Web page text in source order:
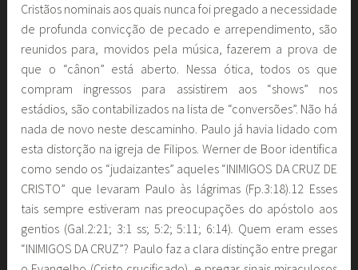
Cristãos nominais aos quais nunca foi pregado a necessidade
de profunda convicção de pecado e arrependimento, são
reunidos para, movidos pela música, fazerem a prova de
que o “cânon” está aberto. Nessa ótica, todos os que
compram ingressos para assistirem aos “shows” nos
estádios, são contabilizados na lista de “conversões”. Não há
nada de novo neste descaminho. Paulo já havia lidado com
esta distorção na igreja de Filipos. Werner de Boor identifica
como sendo os “judaizantes” aqueles “INIMIGOS DA CRUZ DE
CRISTO” que levaram Paulo às lágrimas (Fp.3:18).12 Esses
tais sempre estiveram nas preocupações do apóstolo aos
gentios (Gal.2:21; 3:1 ss; 5:2; 5:11; 6:14). Quem eram esses
“INIMIGOS DA CRUZ”? Paulo faz a clara distinção entre pregar